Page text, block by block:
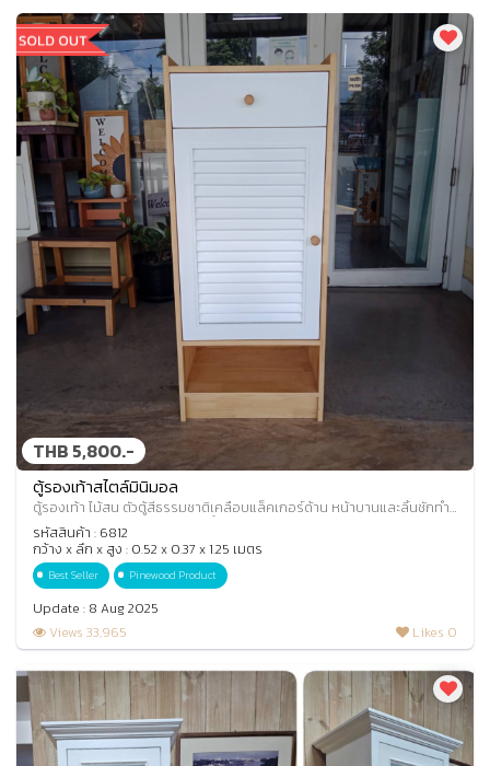
THB 5,800.-
ตู้รองเท้าสไตล์มินิมอล
ตู้รองเท้า ไม้สน ตัวตู้สีธรรมชาติเคลือบแล็คเกอร์ด้าน หน้าบานและลิ้นชักทำ
สีขาวพ่นอุตสาหกรรม หน้าบานทำ
รหัสสินค้า : 6812
กว้าง x ลึก x สูง : 0.52 x 0.37 x 1.25 เมตร
Best Seller Pinewood Product
Update : 8 Aug 2025
Views 33,965
Likes 0